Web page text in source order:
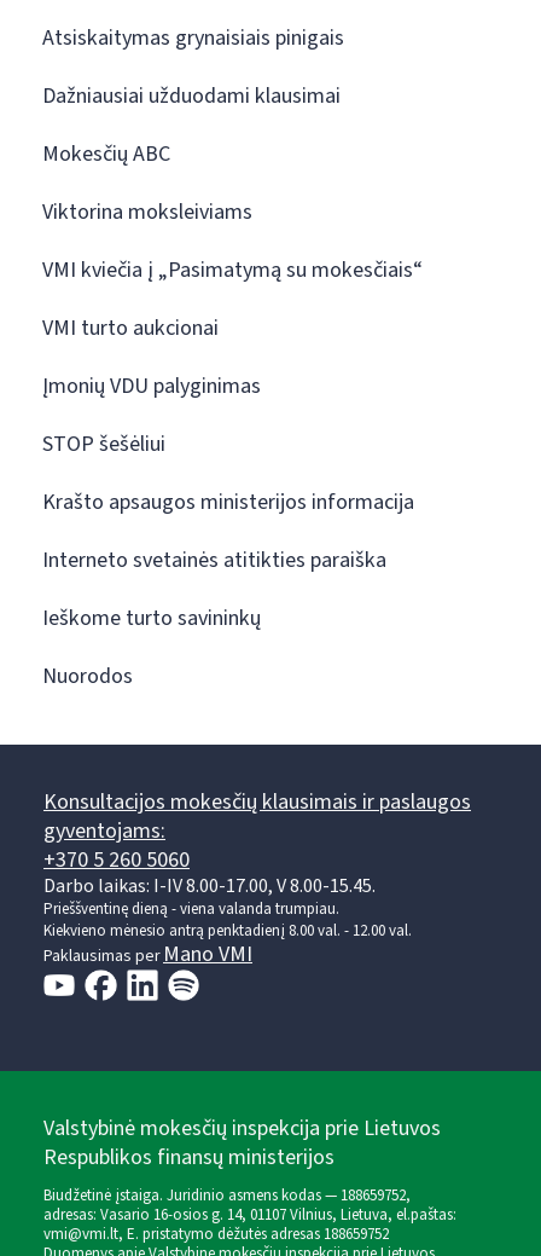
Atsiskaitymas grynaisiais pinigais
Dažniausiai užduodami klausimai
Mokesčių ABC
Viktorina moksleiviams
VMI kviečia į „Pasimatymą su mokesčiais“
VMI turto aukcionai
Įmonių VDU palyginimas
STOP šešėliui
Krašto apsaugos ministerijos informacija
Interneto svetainės atitikties paraiška
Ieškome turto savininkų
Nuorodos
Konsultacijos mokesčių klausimais ir paslaugos
gyventojams:
+370 5 260 5060
Darbo laikas: I-IV 8.00-17.00, V 8.00-15.45.
Prieššventinę dieną - viena valanda trumpiau.
Kiekvieno mėnesio antrą penktadienį 8.00 val. - 12.00 val.
Paklausimas perMano VMI
Valstybinė mokesčių inspekcija prie Lietuvos
Respublikos finansų ministerijos
Biudžetinė įstaiga. Juridinio asmens kodas — 188659752,
adresas: Vasario 16-osios g. 14, 01107 Vilnius, Lietuva, el.paštas:
vmi@vmi.lt, E. pristatymo dėžutės adresas 188659752